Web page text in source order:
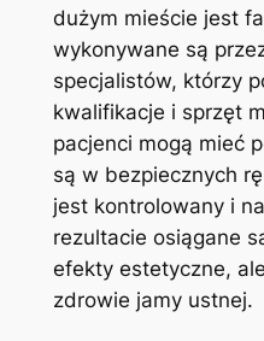
dużym mieście jest⁢
wykonywane są
specjalistów, którzy
kwalifikacje i sprzęt
pacjenci mogą mieć
są w bezpiecznych
⁤jest kontrolowany i
rezultacie osiągane
efekty estetyczne,
zdrowie jamy ustnej.